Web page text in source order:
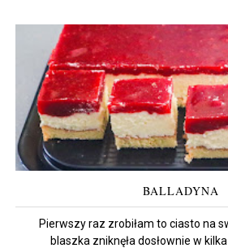
BALLADYNA
Pierwszy raz zrobiłam to ciasto na
blaszka zniknęła dosłownie w